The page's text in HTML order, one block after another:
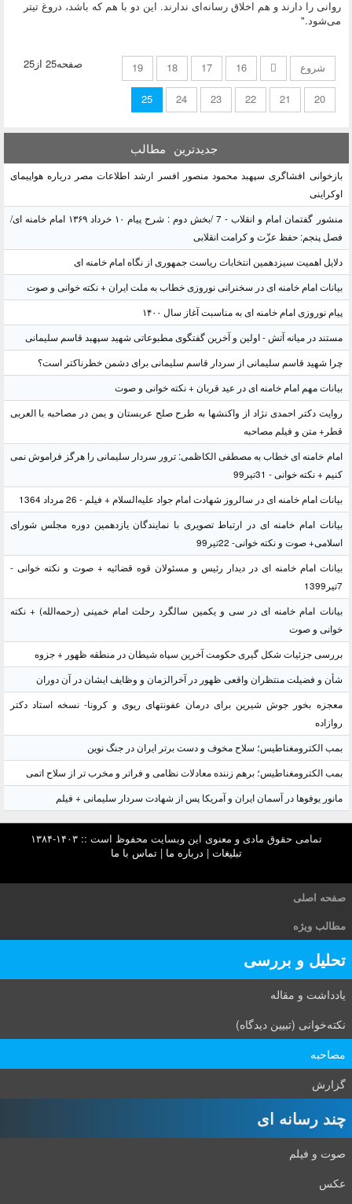
روانی را دارند و هم اخلاق رسانه‌ای ندارند. این دو با هم که باشد، دروغ تیتر
می‌شود."
صفحه25 از25 شروع 16
17
18
19
20
21
22
23
24
25
جدیدترین مطالب
بازخوانی افشاگری سپهبد محمود منصور افسر ارشد اطلاعات مصر درباره هواپیمای
اوکراینی
منشور گفتمان امام و انقلاب - 7 /بخش دوم : شرح پیام ۱۰ خرداد ۱۳۶۹ امام خامنه ای/
فصل پنجم: حفظ عزّت و کرامت انقلابی
دلایل اهمیت سیزدهمین انتخابات ریاست جمهوری از نگاه امام خامنه ای
بیانات امام خامنه ای در سخنرانی نوروزی خطاب به ملت ایران + نکته خوانی و صوت
پیام نوروزی امام خامنه ای به مناسبت آغاز سال ۱۴۰۰
مستند در میانه آتش - اولین و آخرین گفتگوی مطبوعاتی شهید سپهبد قاسم سلیمانی
چرا شهید قاسم سلیمانی از سردار قاسم سلیمانی برای دشمن خطرناکتر است؟
بیانات مهم امام خامنه ای در عید قربان + نکته خوانی و صوت
روایت دکتر احمدی نژاد از واکنشها به طرح صلح عربستان و یمن در مصاحبه با العربی
قطر+ متن و فیلم مصاحبه
امام خامنه ای خطاب به مصطفی الکاظمی: ترور سردار سلیمانی را هرگز فراموش نمی
کنیم + نکته خوانی - 31تیر99
بیانات امام خامنه ای در سالروز شهادت امام جواد علیه‌السلام + فیلم - 26 مرداد 1364
بیانات امام خامنه ای در ارتباط تصویری با نمایندگان یازدهمین دوره مجلس شورای
اسلامی+ صوت و نکته خوانی- 22تیر99
بیانات امام خامنه ای در دیدار رئیس و مسئولان قوه قضائیه + صوت و نکته خوانی -
7تیر1399
بیانات امام خامنه ای در سی و یکمین سالگرد رحلت امام خمینی (رحمه‌الله) + نکته
خوانی و صوت
بررسی جزئیات شکل گیری حکومت آخرین سپاه شیطان در منطقه ظهور + جزوه
شأن و فضیلت منتظران واقعی ظهور در آخرالزمان و وظایف ایشان در آن دوران
معجزه بخور جوش شیرین برای درمان عفونتهای ریوی و کرونا- نسخه استاد دکتر
روازاده
بمب الکترومغناطیس؛ سلاح مخوف و دست برتر ایران در جنگ نوین
بمب الکترومغناطیس؛ برهم زننده معادلات نظامی و فراتر و مخرب تر از سلاح اتمی
مانور یوفوها در آسمان ایران و آمریکا پس از شهادت سردار سلیمانی + فیلم
تمامی حقوق مادی و معنوی این وبسایت محفوظ است :: ۱۴۰۳-۱۳۸۴
تبلیغات | درباره ما |تماس با ما
صفحه اصلی
مطالب ویژه
تحلیل و بررسی
یادداشت و مقاله
نکته‌خوانی (تبیین دیدگاه)
مصاحبه
گزارش
چند رسانه ای
صوت و فیلم
عکس